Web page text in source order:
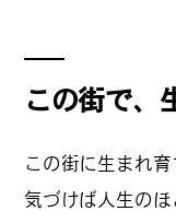
この街で、
この街に生まれ育
気づけば人生のほ